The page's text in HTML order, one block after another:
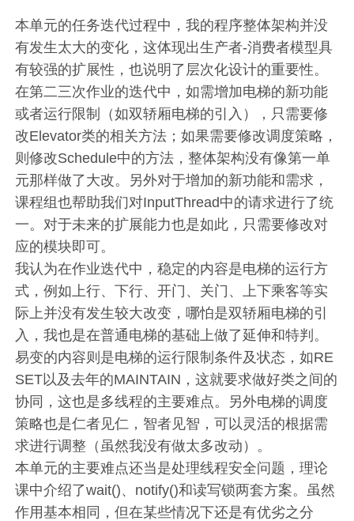
本单元的任务迭代过程中，我的程序整体架构并没
有发生太大的变化，这体现出生产者-消费者模型具
有较强的扩展性，也说明了层次化设计的重要性。
在第二三次作业的迭代中，如需增加电梯的新功能
或者运行限制（如双轿厢电梯的引入），只需要修
改Elevator类的相关方法；如果需要修改调度策略，
则修改Schedule中的方法，整体架构没有像第一单
元那样做了大改。另外对于增加的新功能和需求，
课程组也帮助我们对InputThread中的请求进行了统
一。对于未来的扩展能力也是如此，只需要修改对
应的模块即可。
我认为在作业迭代中，稳定的内容是电梯的运行方
式，例如上行、下行、开门、关门、上下乘客等实
际上并没有发生较大改变，哪怕是双轿厢电梯的引
入，我也是在普通电梯的基础上做了延伸和特判。
易变的内容则是电梯的运行限制条件及状态，如RE
SET以及去年的MAINTAIN，这就要求做好类之间的
协同，这也是多线程的主要难点。另外电梯的调度
策略也是仁者见仁，智者见智，可以灵活的根据需
求进行调整（虽然我没有做太多改动）。
本单元的主要难点还当是处理线程安全问题，理论
课中介绍了wait()、notify()和读写锁两套方案。虽然
作用基本相同，但在某些情况下还是有优劣之分